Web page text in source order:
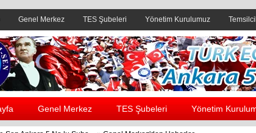
Genel Merkez TES Şubeleri Yönetim Kurulumuz
Header yanı reklam alanı
Genel Merkez TES Şubeleri Yönetim